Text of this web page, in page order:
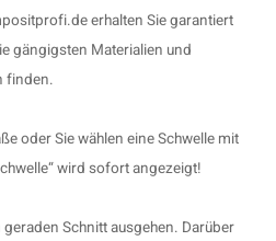
erhalten Sie garantiert
gängigsten Materialien und
finden.
oder Sie wählen eine Schwelle mit
wird sofort angezeigt!
Schnitt ausgehen. Darüber